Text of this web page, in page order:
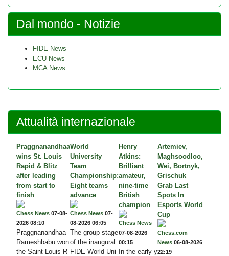
Dal mondo - Notizie
FIDE News
ECU News
MCA News
Attualità internazionale
Praggnanandhaa
wins St. Louis
Rapid & Blitz
after leading
from start to
finish
Chess News 07-08-
2026 08:10
Praggnanandhaa
Rameshbabu won
the Saint Louis R
World
University
Team
Championship:
Eight teams
advance
Chess News 07-
08-2026 06:05
The group stage
of the inaugural
FIDE World Uni
Henry
Atkins:
Brilliant
amateur,
nine-time
British
champion
Chess News
07-08-2026
00:15
In the early y
Artemiev,
Maghsoodloo,
Wei, Bortnyk,
Grischuk
Grab Last
Spots In
Esports World
Cup
Chess.com
News 06-08-2026
22:19